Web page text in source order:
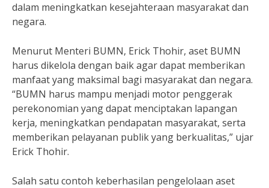
dalam meningkatkan kesejahteraan masyarakat dan
negara.
Menurut Menteri BUMN, Erick Thohir, aset BUMN
harus dikelola dengan baik agar dapat memberikan
manfaat yang maksimal bagi masyarakat dan negara.
“BUMN harus mampu menjadi motor penggerak
perekonomian yang dapat menciptakan lapangan
kerja, meningkatkan pendapatan masyarakat, serta
memberikan pelayanan publik yang berkualitas,” ujar
Erick Thohir.
Salah satu contoh keberhasilan pengelolaan aset